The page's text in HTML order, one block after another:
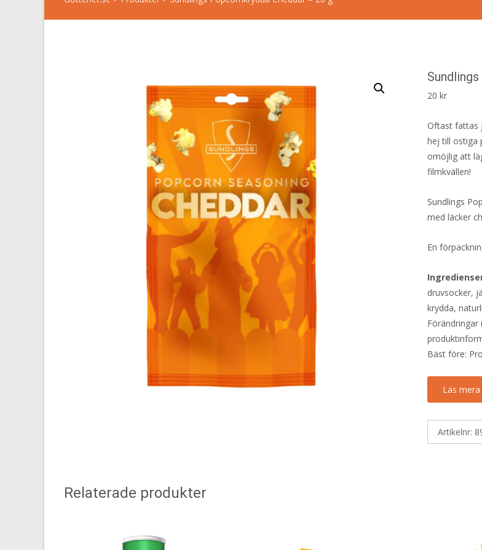
20 kr
Oftast fattas
hej till ostiga
omöjlig att
filmkvällen!
Sundlings
med läcker
En
druvsocker,
krydda,
Förändringar
Bäst före:
Läs
Artikelnr:
Relaterade produkter